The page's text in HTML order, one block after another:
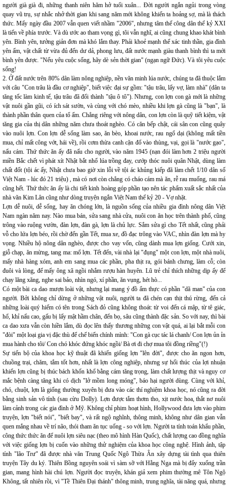
người già già đi, những thanh niên hăm hở tuổi xuân... Đời người ngắn ngủi trong vòng
quay vũ trụ, sự nhắc nhở thời gian khi sang năm mới không khiến ta hoảng sợ, mà là thách
thức. Mấy ngày đầu 2007 vẫn quen viết nhầm "2006", nhưng tâm thế công dân thế kỷ XXI
là tiến về phía trước. Và dù ước ao tham vọng gì, tôi vẫn nghĩ, ai cũng chung khao khát bình
yên. Bình yên, tưởng giản đơn mà khó lắm thay. Phải khoẻ mạnh thể xác tinh thần, gia đình
yên ấm, vật chất từ vừa đủ đến dư dả, phong lưu, đất nước mạnh giàu thanh bình thì ta mới
bình yên được. "Nếu yêu cuộc sống, hãy dè sẻn thời gian" (ngạn ngữ Đức). Và tôi yêu cuộc
sống!
2. Ở đất nước trên 80% dân làm nông nghiệp, nền văn minh lúa nước, chúng ta đã thuộc lắm
với câu "Con trâu là đầu cơ nghiệp", biết việc đại sự gồm: "tậu trâu, lấy vợ, làm nhà" (dân ta
tăng tốc làm kinh tế, tậu trâu đã đổi thành "tậu ô tô"). Nhưng, con lợn con gà mới là những
vật nuôi gần gũi, có ích sát sườn, và cùng với chó mèo, nhiều khi lợn gà cũng là "bạn", là
thành phần thân quen của tổ ấm. Chẳng riêng với nông dân, con lợn còn là quỹ tiết kiệm, vật
tăng gia của thị dân những năm chưa thoát nghèo. Có căn bếp chật, cái sân con cũng quây
vào nuôi lợn. Con lợn dễ sống làm sao, ăn bèo, khoai nước, rau ngổ dại (không mất tiền
mua, chỉ mất công vớt, hái về), rồi cơm thừa canh cặn đổ vào thùng, vại, gọi là "nước gạo",
nấu cám. Thứ thức ăn ấy đã nấu cho người, vào năm 1945 (nạn đói làm hơn 2 triệu người
miền Bắc chết vì phát xít Nhật bắt nhổ lúa trồng đay, cướp thóc nuôi quân Nhật, dùng làm
chất đốt (tội ác ấy, Nhật chưa bao giờ xin lỗi về tội ác khủng kiếp đã làm chết 1/10 dân số
Việt Nam - lúc đó 21 triệu) , mà có nơi còn chẳng có cháo cám mà ăn, rễ rau muống, rau má
cũng hết. Thứ thức ăn ấy là chi tiết kinh hoàng góp phần tạo nên tác phẩm xuất sắc nhất của
nhà văn Kim Lân cũng như dòng truyện ngắn Việt Nam thế kỷ 20 - Vợ nhặt.
Lợn dễ nuôi, dễ sống, hay ăn chóng lớn, là nguồn sống của nhiều gia đình nông dân Việt
Nam ngàn năm nay. Nào mua bán, sửa sang nhà cửa, nuôi con ăn học trên thành phố, cũng
trông vào ruộng vườn, đàn lợn, đàn gà, lợn là chủ lực. Sắm sửa gì cho Tết nhất, cũng phải
vỗ cho lứa lợn béo, rồi chờ đến gần Tết, mua xe, đồ đạc trông vào VAC, nhìn đàn lợn mà hy
vọng. Nhiều hộ nông dân nghèo, được cho vay vốn, cũng dành mua lợn giống. Cưới xin,
giỗ chạp, ăn mừng, tang ma: mổ lợn. Tết đến, vài nhà lại "đụng" một con lợn, một nhà nuôi,
mấy nhà hàng xóm, anh em sang mua các phần, pha thịt ra, gói bánh chưng, làm cỗ; còn
đuôi và lòng, để mấy ông xã ngồi nhắm rượu hàn huyên. Lũ trẻ chỉ thích những dịp ấy để
chạy lăng xăng, nghe sai bảo, nhìn ngó, xí phần, ăn vụng, hét hò...
Có một bài ca dao mượn loài vật, nhưng lại mang ý đồ ẩm thực có phần "dã man" của con
người. Bởi không chỉ dừng ở những vật nuôi, người ta đã chén cạn thịt thú rừng, đến cả
những loài quý hiếm có tên trong Sách đỏ cũng không thoát: từ voi đến cá mập, từ tê giác,
hổ, khỉ nấu cao, gấu bị lấy mật hầm chân, đến bọ, sâu cũng thành đặc sản. So với nay, thì bài
ca dao xưa vẫn còn hiền lắm, dù đọc lên thấy thương những con vật quá, ai lại bắt mỗi con
"đòi" một loại gia vị đặc thù để chế biến chính mình: "Con gà cục tác lá chanh/ Con lợn ủn ỉn
mua hành cho tôi/ Con chó khóc đứng khóc ngồi/ Bà ơi đi chợ mua tôi đồng riềng"(!)
Sự tiến bộ của khoa học kỹ thuật đã khiến giống lợn "lên đời", được cho ăn ngon hơn,
chuồng trại, chăm, tắm tốt hơn, nhất là lợn công nghiệp, nhưng sự hối thúc của lợi nhuận
khiến lợn cũng bị thúc bách khốn khổ bằng cám tăng trọng, làm chất lượng thịt và nguy cơ
mắc bệnh càng tăng khi có dịch "lở mồm long móng", báo hại người dùng. Cùng với khỉ,
chó, chuột, lợn là giống thường xuyên bị đưa vào các thí nghiệm khoa học, nó cũng ra đời
bằng sinh sản vô tính (sau cừu Dolly). Lợn được tắm thơm tho, xịt nước hoa, thắt nơ nuôi
làm cảnh trong các gia đình ở Mỹ. Không chỉ phim hoạt hình, Hollywood đưa lợn vào phim
truyện, lợn "biết nói", "biết bay", và rất ngộ nghĩnh, thông minh, không như dân gian vẫn
quen mắng nhau về trí não, thói tham ăn tục uống - so với lợn. Người ta tính toán khẩu phần,
công thức thức ăn để nuôi lợn siêu nạc (theo mô hình Hàn Quốc), chất lượng cao đồng nghĩa
với việc giống lợn bị cuốn vào những thử nghiệm của khoa học công nghệ. Hình ảnh, tập
tính "lão Trư" đã được nhà văn Trung Quốc Ngô Thừa Ân xây dựng tài tình qua thiên
truyện Tây du ký. Thiên Bồng nguyên soái vì sàm sỡ với Hằng Nga mà bị đẩy xuống trần
gian, mang hình hài chú lợn. Người đọc truyện, khán giả xem phim thường mê Tôn Ngộ
Không, tất nhiên rồi, vì "Tề Thiên Đại thánh" thông minh, trung nghĩa, tài năng quá, nhưng